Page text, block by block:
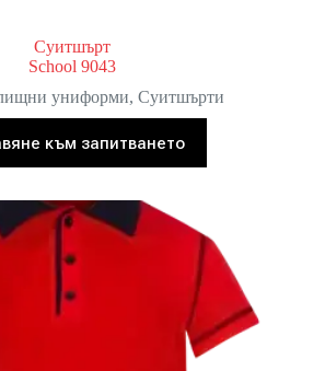
Суитшърт
School 9043
униформи, Суитшърти
към запитването